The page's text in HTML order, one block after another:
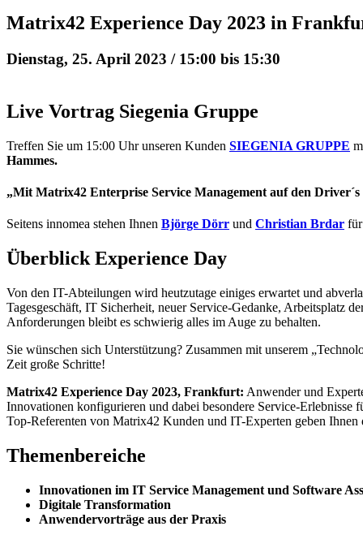
Matrix42 Experience Day 2023 in
Dienstag, 25. April 2023 / 15:00 bis 15:30
Live Vortrag Siegenia Gruppe
Treffen Sie um 15:00 Uhr unseren Kunden SIEGENIA GRUPPE
Hammes.
„Mit Matrix42 Enterprise Service Management auf den Driver´s
Seitens innomea stehen Ihnen Björge Dörr und Christian Brdar
Überblick Experience Day
Von den IT-Abteilungen wird heutzutage einiges erwartet und
Tagesgeschäft, IT Sicherheit, neuer Service-Gedanke, Arbeitsplatz
Anforderungen bleibt es schwierig alles im Auge zu behalten.
Sie wünschen sich Unterstützung? Zusammen mit unserem
Zeit große Schritte!
Matrix42 Experience Day 2023, Frankfurt: Anwender und
Innovationen konfigurieren und dabei besondere Service-Erlebnisse
Top-Referenten von Matrix42 Kunden und IT-Experten geben
Themenbereiche
Innovationen im IT Service Management und Software
Digitale Transformation
Anwendervorträge aus der Praxis